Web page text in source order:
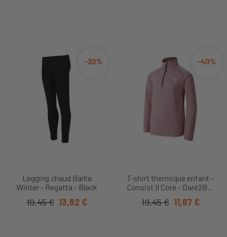
Legging chaud Barlia
Winter - Regatta - Black
-30%
19,45 € 13,62 €
T-shirt thermique enfant -
Consist II Core - Dare2B...
-40%
19,45 € 11,67 €